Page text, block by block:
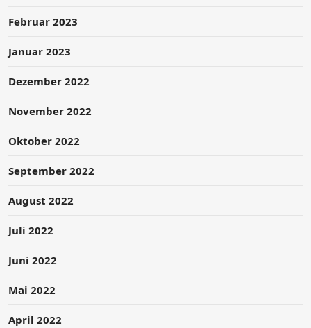
Februar 2023
Januar 2023
Dezember 2022
November 2022
Oktober 2022
September 2022
August 2022
Juli 2022
Juni 2022
Mai 2022
April 2022